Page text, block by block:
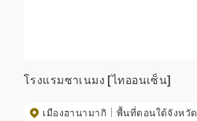
โรงแรมซาเนมง [ไทออนเซ็น]
เมืองฮานามากิ พื้นที่ตอนใต้จังหวัด